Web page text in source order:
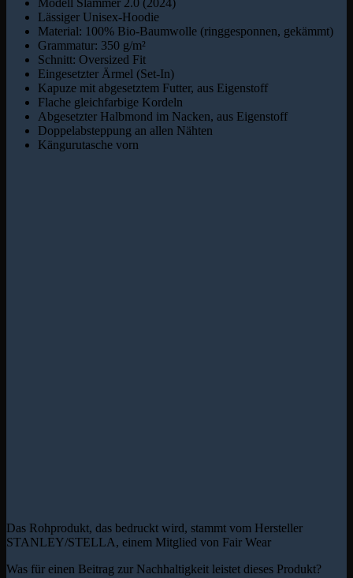
Modell Slammer 2.0 (2024)
Lässiger Unisex-Hoodie
Material: 100% Bio-Baumwolle (ringgesponnen, gekämmt)
Grammatur: 350 g/m²
Schnitt: Oversized Fit
Eingesetzter Ärmel (Set-In)
Kapuze mit abgesetztem Futter, aus Eigenstoff
Flache gleichfarbige Kordeln
Abgesetzter Halbmond im Nacken, aus Eigenstoff
Doppelabsteppung an allen Nähten
Kängurutasche vorn
Das Rohprodukt, das bedruckt wird, stammt vom Hersteller
STANLEY/STELLA, einem Mitglied von Fair Wear
Was für einen Beitrag zur Nachhaltigkeit leistet dieses Produkt?